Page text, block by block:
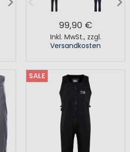
99,90 €
Inkl. MwSt., zzgl.
Versandkosten
SALE